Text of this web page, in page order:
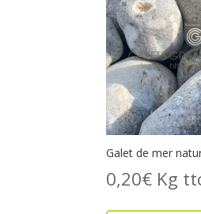
Galet de mer
0,20€ Kg